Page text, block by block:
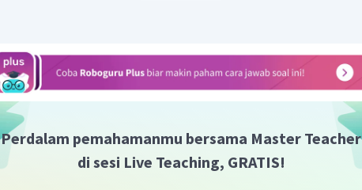
karena rantainya paling panjang dan hanya memiliki 1 cabang.
Jadi, pilihan jawaban yang tepat adalah E.
Perdalam pemahamanmu bersama Master Teacher
di sesi Live Teaching, GRATIS!